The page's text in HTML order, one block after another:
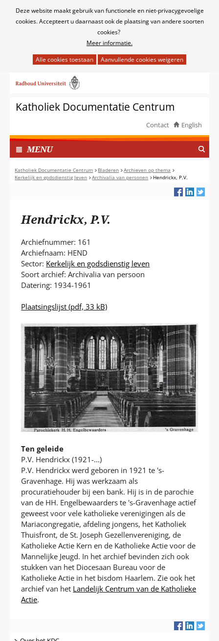
Cookies
Deze website maakt gebruik van functionele en niet-privacygevoelige
cookies. Accepteert u daarnaast ook de plaatsing van andere soorten
cookies?
Meer informatie.
het
van
cookies
deze
website
worden
toegestaan
of
naar
inhoudKatholiek Documentatie Centrum
Contact English
MENUI
N
G
E
P
Katholiek Documentatie Centrum Bladeren
Archieven op thema
Kerkelijk en godsdienstig leven
Archivalia van personen Hendrickx, P.V.
Hendrickx, P.V.
Archiefnummer: 161
Archiefnaam: HEND
Sector: Kerkelijk en godsdienstig leven
Soort archief: Archivalia van persoon
Datering: 1934-1961
Plaatsingslijst (pdf, 33 kB)
Ten geleide
P.V. Hendrickx (1921-...)
P.V. Hendrickx werd geboren in 1921 te 's-
Gravenhage. Hij was werkzaam als
procuratiehouder bij een bank. Hij is in de parochie
van de HH. Engelbewaarders te 's-Gravenhage actief
geweest voor vele katholieke verenigingen als de
Mariacongregatie, afdeling jongens, het Katholiek
Thuisfront, de St. Joseph Gezellenvereniging, de
Katholieke Actie Kern en de Katholieke Actie voor de
Mannelijke Jeugd. In het archief bevinden zich ook
stukken van het Diocesaan Bureau voor de
Katholieke Actie in het bisdom Haarlem. Zie ook het
archief van het Landelijk Centrum van de Katholieke
Actie.